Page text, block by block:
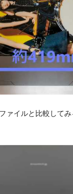
ァイルと比較して